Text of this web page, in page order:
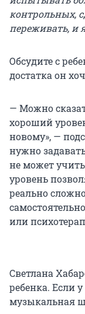
контрольных,
переживать, и
Обсудите с
достатка он
— Можно
хороший
новому», —
нужно
не может
уровень
реально
или
Светлана
ребенка. Если
музыкальная